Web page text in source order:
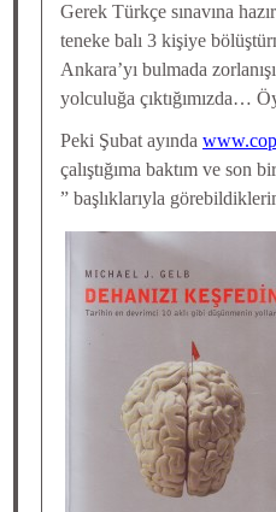
Gerek Türkçe sınavına
teneke balı 3 kişiye
Ankara’yı bulmada
yolculuğa çıktığımızda…
Peki Şubat ayında
çalıştığıma baktım ve son
” başlıklarıyla